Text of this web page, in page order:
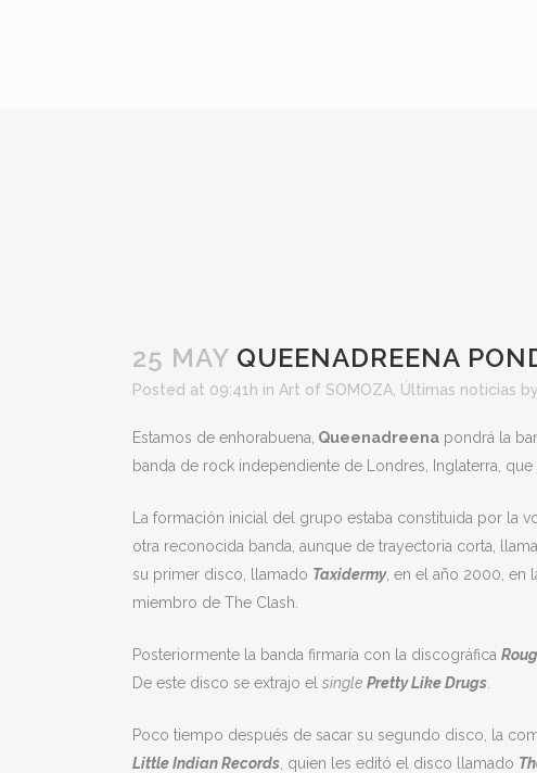
25 MAY QUEENADREENA
Posted at 09:41h in Art of SOMOZA Últimas noticias by
Estamos de enhorabuena, Queenadreena pondrá la
banda de rock independiente de Londres, Inglaterra,
La formación inicial del grupo estaba constituida por la
otra reconocida banda, aunque de trayectoria corta,
su primer disco, llamado Taxidermy, en el año 2000, en
miembro de The Clash.
Posteriormente la banda firmaría con la discográfica
De este disco se extrajo el single Pretty Like Drugs
Poco tiempo después de sacar su segundo disco, la
Little Indian Records , quien les editó el disco llamado